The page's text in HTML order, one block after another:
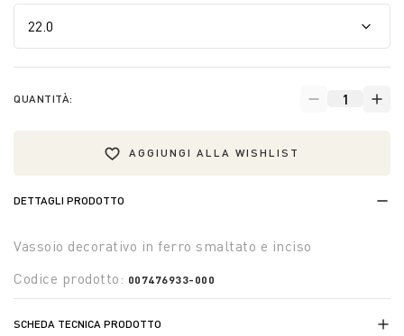
QUANTITÀ:
AGGIUNGI ALLA WISHLIST
DETTAGLI PRODOTTO
Vassoio decorativo in ferro smaltato e inciso
Codice prodotto: 007476933-000
SCHEDA TECNICA PRODOTTO